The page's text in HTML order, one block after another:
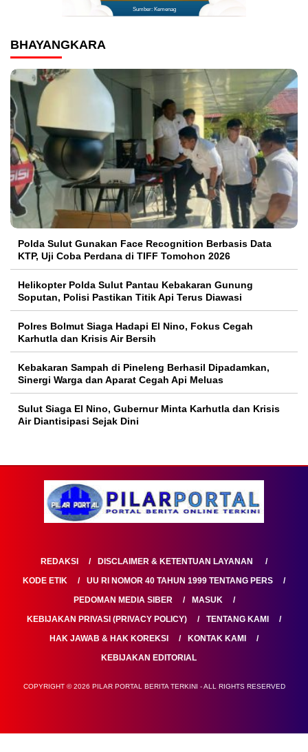
Sumber: Kemenag
BHAYANGKARA
Polda Sulut Gunakan Face Recognition Berbasis Data
KTP, Uji Coba Perdana di TIFF Tomohon 2026
Helikopter Polda Sulut Pantau Kebakaran Gunung
Soputan, Polisi Pastikan Titik Api Terus Diawasi
Polres Bolmut Siaga Hadapi El Nino, Fokus Cegah
Karhutla dan Krisis Air Bersih
Kebakaran Sampah di Pineleng Berhasil Dipadamkan,
Sinergi Warga dan Aparat Cegah Api Meluas
Sulut Siaga El Nino, Gubernur Minta Karhutla dan Krisis
Air Diantisipasi Sejak Dini
REDAKSI
DISCLAIMER & KETENTUAN LAYANAN
KODE ETIK
UU RI NOMOR 40 TAHUN 1999 TENTANG PERS
PEDOMAN MEDIA SIBER
MASUK
KEBIJAKAN PRIVASI (PRIVACY POLICY)
TENTANG KAMI
HAK JAWAB & HAK KOREKSI
KONTAK KAMI
KEBIJAKAN EDITORIAL
COPYRIGHT © 2026 PILAR PORTAL BERITA TERKINI - ALL RIGHTS RESERVED